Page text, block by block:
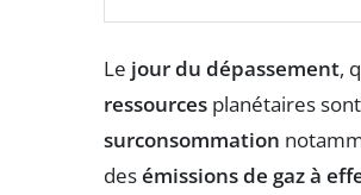
Le jour du dépassement,
ressources planétaires
surconsommation
desémissions de gaz à